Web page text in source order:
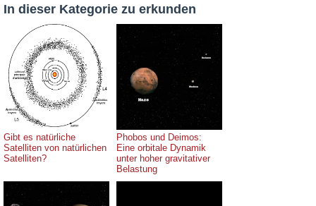
In dieser Kategorie zu erkunden
Gibt es natürliche
Satelliten von natürlichen
Satelliten?
Phobos und Deimos:
Eine orbitale Dynamik
unter hoher gravitativer
Belastung